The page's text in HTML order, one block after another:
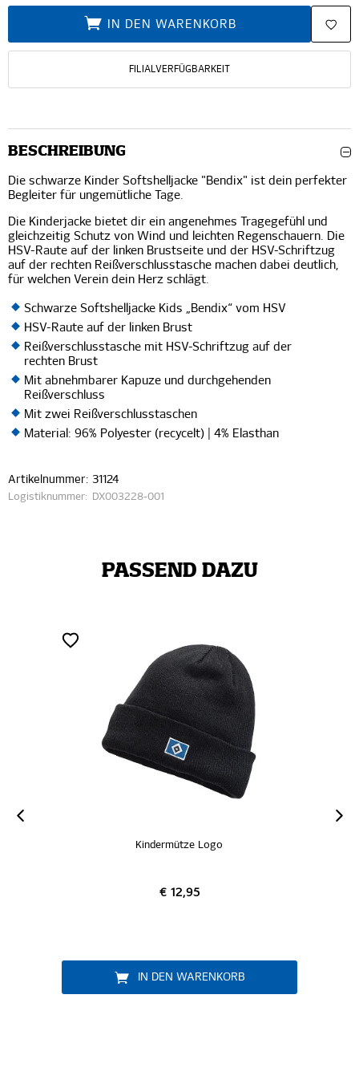
IN DEN WARENKORB
FILIALVERFÜGBARKEIT
BESCHREIBUNG
Die schwarze Kinder Softshelljacke "Bendix" ist dein perfekter
Begleiter für ungemütliche Tage.
Die Kinderjacke bietet dir ein angenehmes Tragegefühl und
gleichzeitig Schutz von Wind und leichten Regenschauern. Die
HSV-Raute auf der linken Brustseite und der HSV-Schriftzug
auf der rechten Reißverschlusstasche machen dabei deutlich,
für welchen Verein dein Herz schlägt.
Schwarze Softshelljacke Kids „Bendix“ vom HSV
HSV-Raute auf der linken Brust
Reißverschlusstasche mit HSV-Schriftzug auf der
rechten Brust
Mit abnehmbarer Kapuze und durchgehenden
Reißverschluss
Mit zwei Reißverschlusstaschen
Material: 96% Polyester (recycelt) | 4% Elasthan
Artikelnummer: 31124
Logistiknummer: DX003228-001
PASSEND DAZU
Kindermütze Logo
€ 12,95
IN DEN WARENKORB